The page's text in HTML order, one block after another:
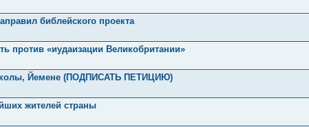
библейского проекта
против «иудаизации Великобритании»
Йемене (ПОДПИСАТЬ ПЕТИЦИЮ)
жителей страны